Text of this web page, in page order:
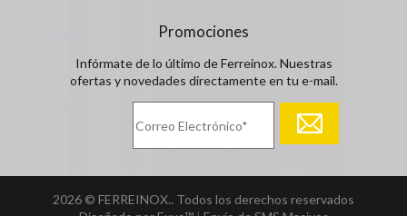
Promociones
Infórmate de lo último de Ferreinox. Nuestras
ofertas y novedades directamente en tu e-mail.
2026 © FERREINOX.. Todos los derechos reservados